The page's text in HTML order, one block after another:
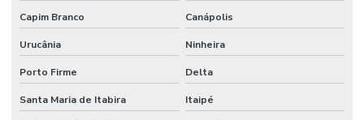
Capim Branco Canápolis
Urucânia Ninheira
Porto Firme Delta
Santa Maria de Itabira Itaipé